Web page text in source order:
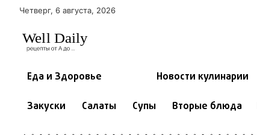
Четверг, 6 августа, 2026
Еда и Здоровье Новости кулинарии
Закуски Салаты Супы Вторые блюда